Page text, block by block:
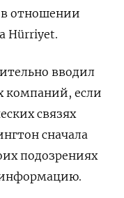
в отношении
Hürriyet.
вводил
компаний, если
связях
сначала
подозрениях